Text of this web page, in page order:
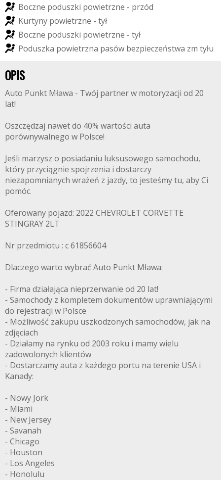
Boczne poduszki powietrzne - przód
Kurtyny powietrzne - tył
Boczne poduszki powietrzne - tył
Poduszka powietrzna pasów bezpieczeństwa zm tyłu
OPIS
Auto Punkt Mława - Twój partner w motoryzacji od 20
lat!
Oszczędzaj nawet do 40% wartości auta
porównywalnego w Polsce!
Jeśli marzysz o posiadaniu luksusowego samochodu,
który przyciągnie spojrzenia i dostarczy
niezapomnianych wrażeń z jazdy, to jesteśmy tu, aby Ci
pomóc.
Oferowany pojazd: 2022 CHEVROLET CORVETTE
STINGRAY 2LT
Nr przedmiotu : c 61856604
Dlaczego warto wybrać Auto Punkt Mława:
- Firma działająca nieprzerwanie od 20 lat!
- Samochody z kompletem dokumentów uprawniającymi
do rejestracji w Polsce
- Możliwość zakupu uszkodzonych samochodów, jak na
zdjęciach
- Działamy na rynku od 2003 roku i mamy wielu
zadowolonych klientów
- Dostarczamy auta z każdego portu na terenie USA i
Kanady:
- Nowy Jork
- Miami
- New Jersey
- Savanah
- Chicago
- Houston
- Los Angeles
- Honolulu